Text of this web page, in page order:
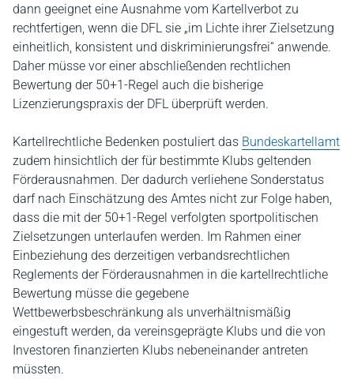
dann geeignet eine Ausnahme vom Kartellverbot zu
rechtfertigen, wenn die DFL sie „im Lichte ihrer Zielsetzung
einheitlich, konsistent und diskriminierungsfrei“ anwende.
Daher müsse vor einer abschließenden rechtlichen
Bewertung der 50+1-Regel auch die bisherige
Lizenzierungspraxis der DFL überprüft werden.
Kartellrechtliche Bedenken postuliert das Bundeskartellamt
zudem hinsichtlich der für bestimmte Klubs geltenden
Förderausnahmen. Der dadurch verliehene Sonderstatus
darf nach Einschätzung des Amtes nicht zur Folge haben,
dass die mit der 50+1-Regel verfolgten sportpolitischen
Zielsetzungen unterlaufen werden. Im Rahmen einer
Einbeziehung des derzeitigen verbandsrechtlichen
Reglements der Förderausnahmen in die kartellrechtliche
Bewertung müsse die gegebene
Wettbewerbsbeschränkung als unverhältnismäßig
eingestuft werden, da vereinsgeprägte Klubs und die von
Investoren finanzierten Klubs nebeneinander antreten
müssten.